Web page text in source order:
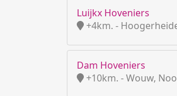
Luijkx Hoveniers
+4km. -
Dam Hoveniers
+10km. - Wouw,